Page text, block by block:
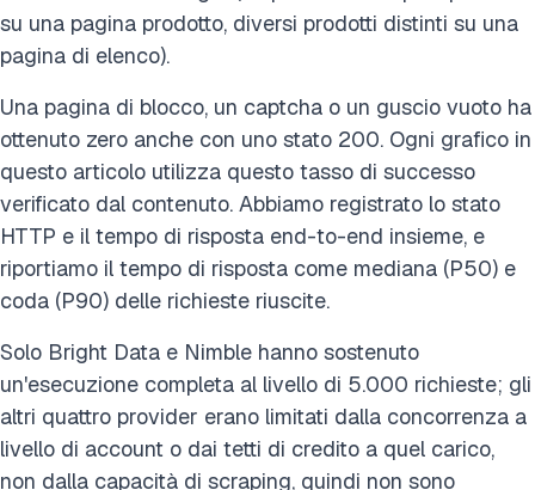
su una pagina prodotto, diversi prodotti distinti su una
pagina di elenco).
Una pagina di blocco, un captcha o un guscio vuoto ha
ottenuto zero anche con uno stato 200. Ogni grafico in
questo articolo utilizza questo tasso di successo
verificato dal contenuto. Abbiamo registrato lo stato
HTTP e il tempo di risposta end-to-end insieme, e
riportiamo il tempo di risposta come mediana (P50) e
coda (P90) delle richieste riuscite.
Solo Bright Data e Nimble hanno sostenuto
un'esecuzione completa al livello di 5.000 richieste; gli
altri quattro provider erano limitati dalla concorrenza a
livello di account o dai tetti di credito a quel carico,
non dalla capacità di scraping, quindi non sono